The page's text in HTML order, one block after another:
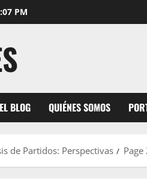
PM
BLOG QUIÉNES SOMOS
de Partidos: Perspectivas Page